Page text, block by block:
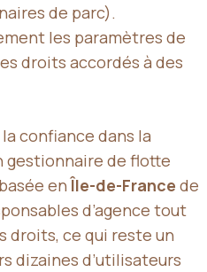
de parc).
les paramètres de
droits accordés à des
confiance dans la
gestionnaire de flotte
enÎle-de-France de
d’agence tout
droits, ce qui reste un
dizaines d’utilisateurs